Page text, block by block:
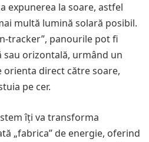
expunerea la soare, astfel
multă lumină solară posibil.
tracker”, panourile pot fi
sau orizontală, urmând un
direct către soare,
pe cer.
îți va transforma
„fabrica” de energie, oferind